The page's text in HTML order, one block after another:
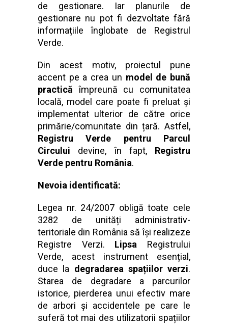
de gestionare. Iar planurile de
gestionare nu pot fi dezvoltate fără
informațiile înglobate de Registrul
Verde.
Din acest motiv, proiectul pune
accent pe a crea un model de bună
practică împreună cu comunitatea
locală, model care poate fi preluat și
implementat ulterior de către orice
primărie/comunitate din țară. Astfel,
Registru Verde pentru Parcul
Circului devine, în fapt, Registru
Verde pentru România.
Nevoia identificată:
Legea nr. 24/2007 obligă toate cele
3282 de unități administrativ-
teritoriale din România să își realizeze
Registre Verzi. Lipsa Registrului
Verde, acest instrument esențial,
duce la degradarea spațiilor verzi.
Starea de degradare a parcurilor
istorice, pierderea unui efectiv mare
de arbori și accidentele pe care le
suferă tot mai des utilizatorii spațiilor